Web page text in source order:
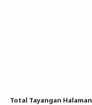
Total Tayangan Halaman